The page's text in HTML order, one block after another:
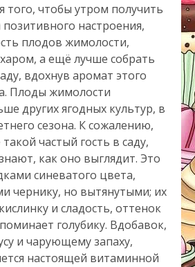
того, чтобы утром получить
настроения,
плодов жимолости,
а ещё лучше собрать
вдохнув аромат этого
Плоды жимолости
других ягодных культур, в
сезона. К сожалению,
частый гость в саду,
как оно выглядит. Это
синеватого цвета,
чернику, но вытянутыми; их
и сладость, оттенок
голубику. Вдобавок,
и чарующему запаху,
настоящей витаминной